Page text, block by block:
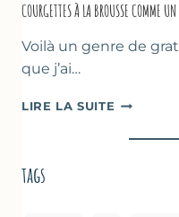
COURGETTES À LA BROUSSE COMME
Voilà un genre de
que j’ai…
LIRE LA SUITE
LA
tags